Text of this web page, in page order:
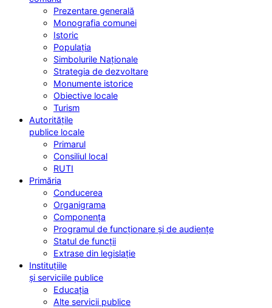
Prezentare generală
Monografia comunei
Istoric
Populația
Simbolurile Naționale
Strategia de dezvoltare
Monumente istorice
Obiective locale
Turism
Autoritățile
publice locale
Primarul
Consiliul local
RUTI
Primăria
Conducerea
Organigrama
Componența
Programul de funcționare și de audiențe
Statul de funcții
Extrase din legislație
Instituțiile
și serviciile publice
Educația
Alte servicii publice